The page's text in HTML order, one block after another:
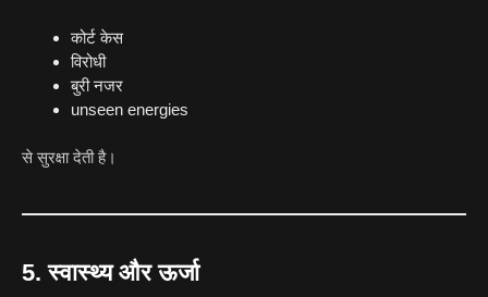
कोर्ट केस
विरोधी
बुरी नजर
unseen energies
से सुरक्षा देती है।
5. स्वास्थ्य और ऊर्जा